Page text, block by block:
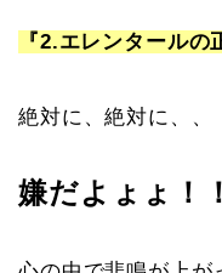
『2.エレンタールの
絶対に、絶対に、、
嫌だよょょ！！